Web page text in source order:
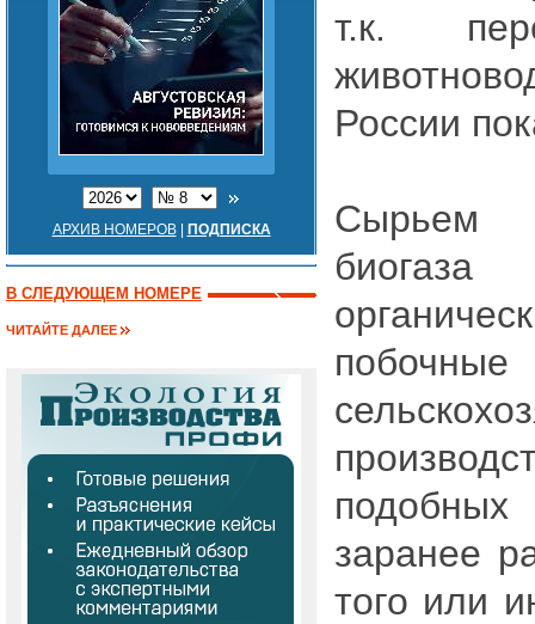
АРХИВ НОМЕРОВ| ПОДПИСКА
В СЛЕДУЮЩЕМ НОМЕРЕ
ЧИТАЙТЕ ДАЛЕЕ
т.к.
России
Сырьем
заранее
того или